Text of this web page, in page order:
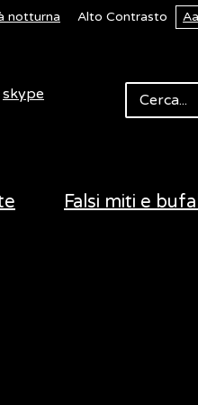
notturna Alto Contrasto Aa
skype
Falsi miti e